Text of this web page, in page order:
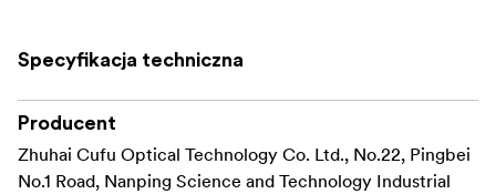
Specyfikacja techniczna
Producent
Zhuhai Cufu Optical Technology Co. Ltd., No.22, Pingbei
No.1 Road, Nanping Science and Technology Industrial